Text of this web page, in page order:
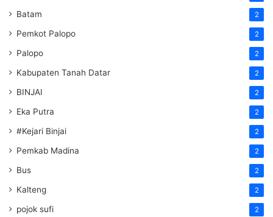
Batam 2
Pemkot Palopo 2
Palopo 2
Kabupaten Tanah Datar 2
BINJAI 2
Eka Putra 2
#Kejari Binjai 2
Pemkab Madina 2
Bus 2
Kalteng 2
pojok sufi 2